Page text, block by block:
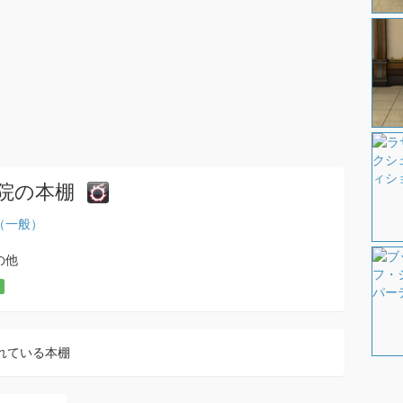
の本棚
般）
他
ている本棚